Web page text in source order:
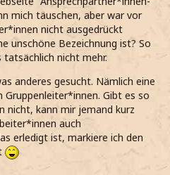
mich täuschen, aber war vor
nicht ausgedrückt
unschöne Bezeichnung ist? So
tatsächlich nicht mehr.
anderes gesucht. Nämlich eine
Gibt es so
nicht, kann mir jemand kurz
auch
erledigt ist, markiere ich den